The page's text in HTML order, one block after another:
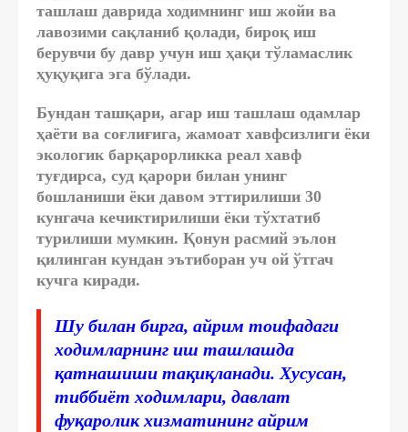
ташлаш даврида ходимнинг иш жойи ва
лавозими сақланиб қолади, бироқ иш
берувчи бу давр учун иш ҳақи тўламаслик
ҳуқуқига эга бўлади.
Бундан ташқари, агар иш ташлаш одамлар
ҳаёти ва соғлиғига, жамоат хавфсизлиги ёки
экологик барқарорликка реал хавф
туғдирса, суд қарори билан унинг
бошланиши ёки давом эттирилиши 30
кунгача кечиктирилиши ёки тўхтатиб
турилиши мумкин. Қонун расмий эълон
қилинган кундан эътиборан уч ой ўтгач
кучга киради.
Шу билан бирга, айрим тоифадаги
ходимларнинг иш ташлашда
қатнашиши тақиқланади. Хусусан,
тиббиёт ходимлари, давлат
фуқаролик хизматининг айрим